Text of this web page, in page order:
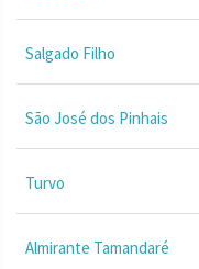
Salgado Filho
São José dos Pinhais
Turvo
Almirante Tamandaré